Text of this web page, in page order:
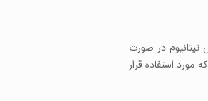
در صورت
که مورد استفاده قرار